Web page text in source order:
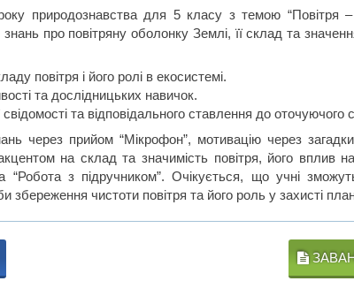
природознавства для 5 класу з темою “Повітря –
про повітряну оболонку Землі, її склад та
повітря і його ролі в екосистемі.
та дослідницьких навичок.
свідомості та відповідального ставлення до
через прийом “Мікрофон”, мотивацію через
на склад та значимість повітря, його вплив
з підручником”. Очікується, що учні
збереження чистоти повітря та його роль у захисті